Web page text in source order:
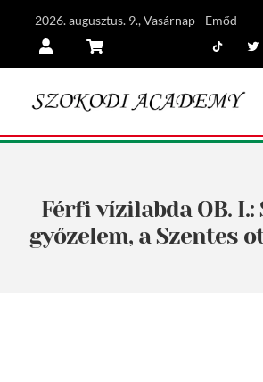
2026. augusztus. 9., Vasárnap - Emőd
Férfi vízilabda OB. I.:
győzelem, a Szentes